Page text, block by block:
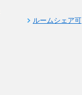
ルームシェア可